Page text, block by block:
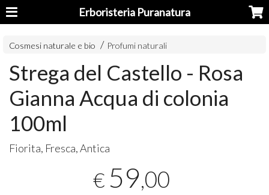
Erboristeria Puranatura
Cosmesi naturale e bio Profumi naturali
Strega del Castello - Rosa
Gianna Acqua di colonia
100ml
Fiorita, Fresca, Antica
€ 59,00